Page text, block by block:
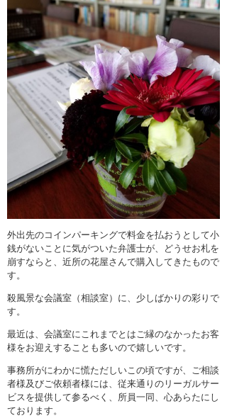
外出先のコインパーキングで料金を払おうとして小
銭がないことに気がついた弁護士が、どうせお札を
崩すならと、近所の花屋さんで購入してきたもので
す。
殺風景な会議室（相談室）に、少しばかりの彩りで
す。
最近は、会議室にこれまでとはご縁のなかったお客
様をお迎えすることも多いので嬉しいです。
事務所がにわかに慌ただしいこの頃ですが、ご相談
者様及びご依頼者様には、従来通りのリーガルサー
ビスを提供して参るべく、所員一同、心あらたにし
ております。